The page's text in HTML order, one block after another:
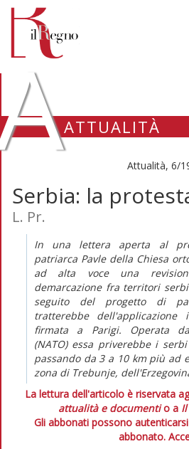
ATTUALITÀ
Attualità, 6/
Serbia: la
L. Pr.
In una lettera aperta al
patriarca Pavle della Chiesa
ad alta voce una
demarcazione fra territori
seguito del progetto di
tratterebbe dell'applicazione
firmata a Parigi. Operata
(NATO) essa priverebbe i
passando da 3 a 10 km più ad
zona di Trebunje,
La lettura dell'articolo è riservata
attualità e documentio a
Gli abbonati possono
abbonato.